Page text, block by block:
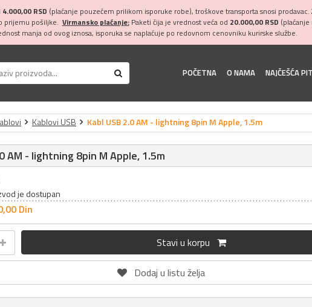
4.000,00 RSD (plaćanje pouzećem prilikom isporuke robe), troškove transporta snosi
prijemu pošiljke. Virmansko plaćanje:Paketi čija je vrednost veća od 20.000,00 RSD
manja od ovog iznosa, isporuka se naplaćuje po redovnom cenovniku kurirske službe.
POČETNA O NAMA NAJČEŠĆA
Kablovi USB Kabl USB 2.0 AM - lightning 8pin M Apple, 1.5m
AM - lightning 8pin M Apple, 1.5m
je dostupan
00 Din
Stavi u korpu
Dodaj u listu želja